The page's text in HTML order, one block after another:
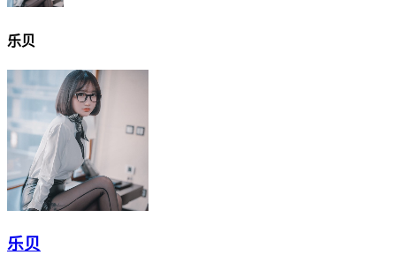
乐贝
乐贝